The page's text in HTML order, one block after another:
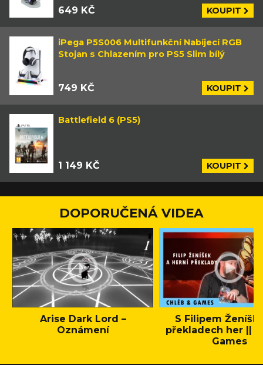
649 KČ KOUPIT
iPega P5S006 Multifunkční Nabíjecí RGB
Stojan s Chlazením pro PS5 Slim bílý
749 KČ KOUPIT
Battlefield 6 (PS5)
1 149 KČ KOUPIT
DOPORUČENÁ VIDEA
Arise Dark Lord –
Oznámení
S Filipem
překladech her ||
Games